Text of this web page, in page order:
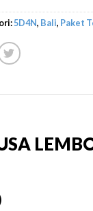
5D4N, Bali, Paket